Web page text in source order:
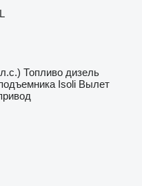
Топливо дизель
Isoli Вылет